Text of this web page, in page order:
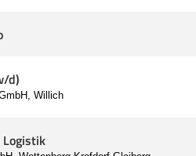
d)
Willich